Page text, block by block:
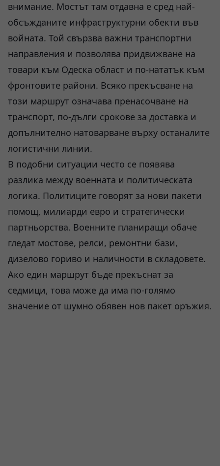
внимание. Мостът там отдавна е сред най-
обсъжданите инфраструктурни обекти във
войната. Той свързва важни транспортни
направления и позволява придвижване на
товари към Одеска област и по-нататък към
фронтовите райони. Всяко прекъсване на
този маршрут означава пренасочване на
транспорт, по-дълги срокове за доставка и
допълнително натоварване върху останалите
логистични линии.
В подобни ситуации често се появява
разлика между военната и политическата
логика. Политиците говорят за нови пакети
помощ, милиарди евро и стратегически
партньорства. Военните планиращи обаче
гледат мостове, релси, ремонтни бази,
дизелово гориво и наличности в складовете.
Ако един маршрут бъде прекъснат за
седмици, това може да има по-голямо
значение от шумно обявен нов пакет оръжия.